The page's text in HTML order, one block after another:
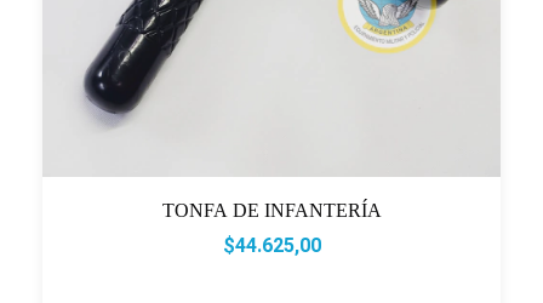
TONFA DE INFANTERÍA
$44.625,00